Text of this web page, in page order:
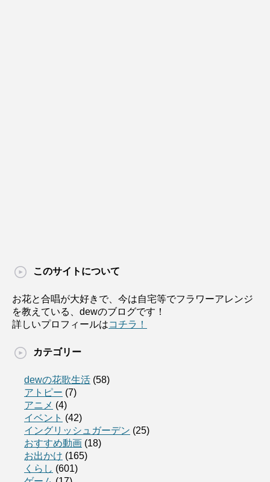
このサイトについて
お花と合唱が大好きで、今は自宅等でフラワーアレンジ
を教えている、dewのブログです！
詳しいプロフィールはコチラ！
カテゴリー
dewの花歌生活 (58)
アトピー (7)
アニメ (4)
イベント (42)
イングリッシュガーデン (25)
おすすめ動画 (18)
お出かけ (165)
くらし (601)